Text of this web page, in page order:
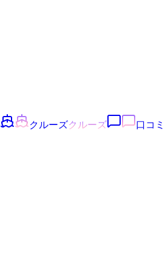
クルーズクルーズ 口コミ